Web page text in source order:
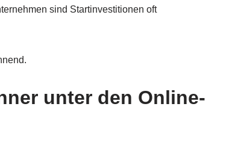
sind Startinvestitionen oft
unter den Online-